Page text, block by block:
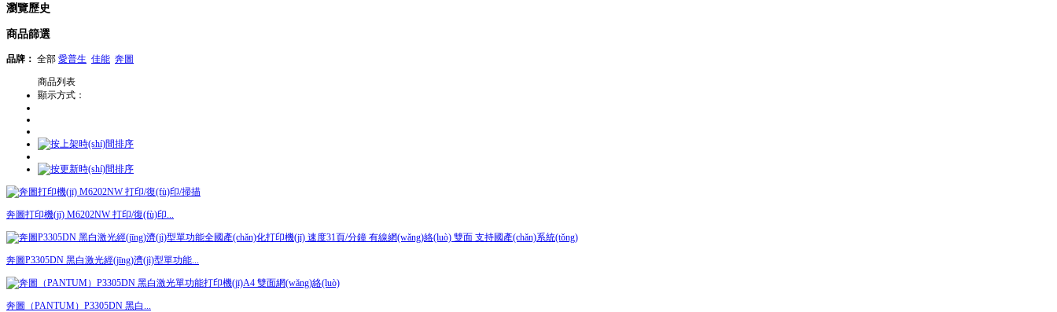
瀏覽歷史
商品篩選
品牌： 全部 愛普生 佳能 奔圖
商品列表
顯示方式：
奔圖打印機(jī) M6202NW 打印/復(fù)印...
奔圖P3305DN 黑白激光經(jīng)濟(jì)型單功能...
奔圖（PANTUM）P3305DN 黑白...